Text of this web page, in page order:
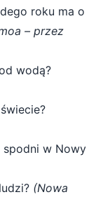
roku ma o
– przez
wodą?
spodni w Nowy
(Nowa